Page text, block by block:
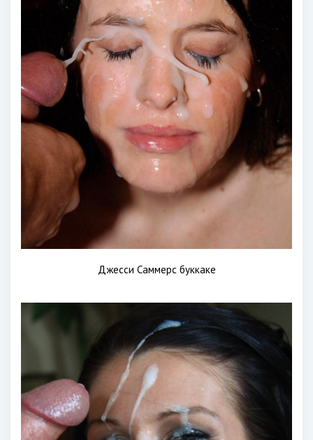
Джесси Саммерс буккаке